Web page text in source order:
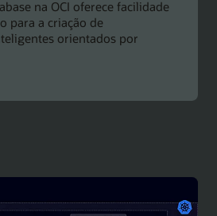
na OCI oferece facilidade
para a criação de
orientados por